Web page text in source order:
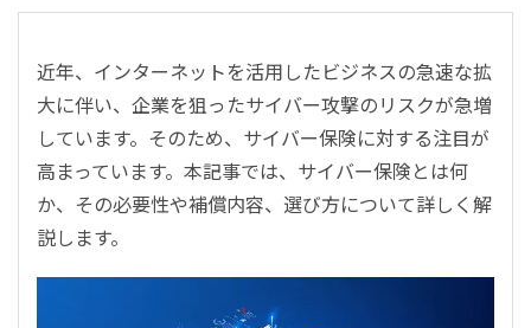
近年、インターネットを活用したビジネスの急速な拡
大に伴い、企業を狙ったサイバー攻撃のリスクが急増
しています。そのため、サイバー保険に対する注目が
高まっています。本記事では、サイバー保険とは何
か、その必要性や補償内容、選び方について詳しく解
説します。